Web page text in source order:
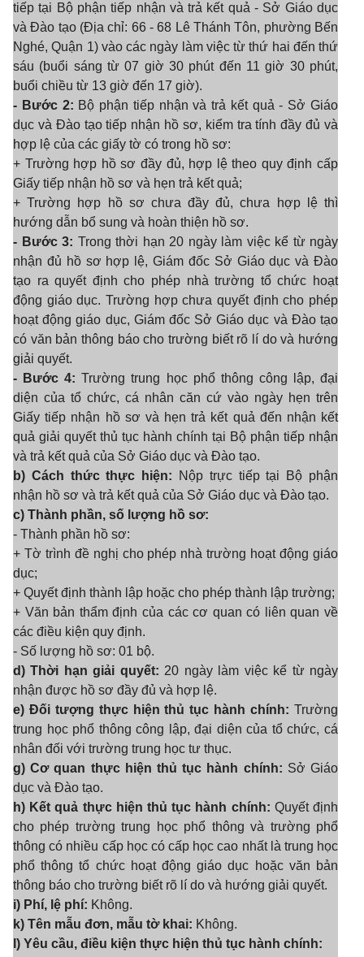
tiếp tại Bộ phận tiếp nhận và trả kết quả - Sở Giáo dục
và Đào tạo (Địa chỉ: 66 - 68 Lê Thánh Tôn, phường Bến
Nghé, Quận 1) vào các ngày làm việc từ thứ hai đến thứ
sáu (buổi sáng từ 07 giờ 30 phút đến 11 giờ 30 phút,
buổi chiều từ 13 giờ đến 17 giờ).
- Bước 2: Bộ phận tiếp nhận và trả kết quả - Sở Giáo
dục và Đào tạo tiếp nhận hồ sơ, kiểm tra tính đầy đủ và
hợp lệ của các giấy tờ có trong hồ sơ:
+ Trường hợp hồ sơ đầy đủ, hợp lệ theo quy định cấp
Giấy tiếp nhận hồ sơ và hẹn trả kết quả;
+ Trường hợp hồ sơ chưa đầy đủ, chưa hợp lệ thì
hướng dẫn bổ sung và hoàn thiện hồ sơ.
- Bước 3: Trong thời hạn 20 ngày làm việc kể từ ngày
nhận đủ hồ sơ hợp lệ, Giám đốc Sở Giáo dục và Đào
tạo ra quyết định cho phép nhà trường tổ chức hoạt
động giáo dục. Trường hợp chưa quyết định cho phép
hoạt động giáo dục, Giám đốc Sở Giáo dục và Đào tạo
có văn bản thông báo cho trường biết rõ lí do và hướng
giải quyết.
- Bước 4: Trường trung học phổ thông công lập, đại
diện của tổ chức, cá nhân căn cứ vào ngày hẹn trên
Giấy tiếp nhận hồ sơ và hẹn trả kết quả đến nhận kết
quả giải quyết thủ tục hành chính tại Bộ phận tiếp nhận
và trả kết quả của Sở Giáo dục và Đào tạo.
b) Cách thức thực hiện: Nộp trực tiếp tại Bộ phận
nhận hồ sơ và trả kết quả của Sở Giáo dục và Đào tạo.
c) Thành phần, số lượng hồ sơ:
- Thành phần hồ sơ:
+ Tờ trình đề nghị cho phép nhà trường hoạt động giáo
dục;
+ Quyết định thành lập hoặc cho phép thành lập trường;
+ Văn bản thẩm định của các cơ quan có liên quan về
các điều kiện quy định.
- Số lượng hồ sơ: 01 bộ.
d) Thời hạn giải quyết: 20 ngày làm việc kể từ ngày
nhận được hồ sơ đầy đủ và hợp lệ.
e) Đối tượng thực hiện thủ tục hành chính: Trường
trung học phổ thông công lập, đại diện của tổ chức, cá
nhân đối với trường trung học tư thục.
g) Cơ quan thực hiện thủ tục hành chính: Sở Giáo
dục và Đào tạo.
h) Kết quả thực hiện thủ tục hành chính: Quyết định
cho phép trường trung học phổ thông và trường phổ
thông có nhiều cấp học có cấp học cao nhất là trung học
phổ thông tổ chức hoạt động giáo dục hoặc văn bản
thông báo cho trường biết rõ lí do và hướng giải quyết.
i) Phí, lệ phí: Không.
k) Tên mẫu đơn, mẫu tờ khai: Không.
l) Yêu cầu, điều kiện thực hiện thủ tục hành chính: